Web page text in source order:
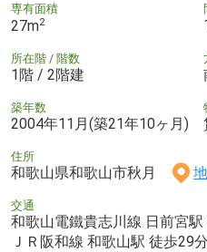
専有面積
27m2
所在階 / 階数
1階 / 2階建
築年数
2004年11月(築21年10ヶ月)
住所
和歌山県和歌山市秋月
交通
和歌山電鐵貴志川線 日前宮駅
ＪＲ阪和線 和歌山駅 徒歩29分